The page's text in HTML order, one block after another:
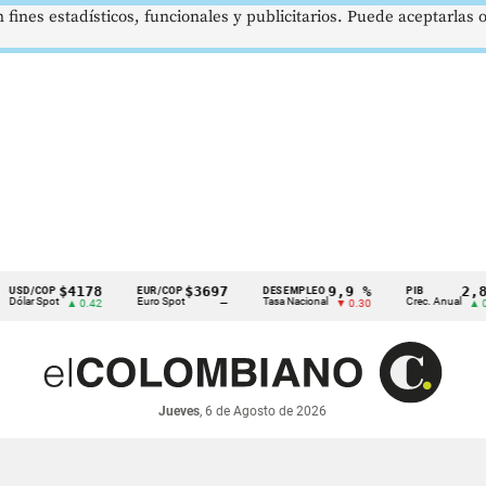
$4178
▲ 0.42
EUR/COP
Euro Spot
$3697
—
DESEMPLEO
Tasa Nacional
9,9 %
▼ 0.30
PIB
Crec. Anual
2,8 %
▲ 0.10
Jueves, 6 de Agosto de 2026
estadísticos, funcionales y publicitarios. Puede aceptarlas